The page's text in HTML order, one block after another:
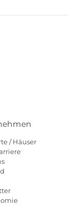
/ Häuser